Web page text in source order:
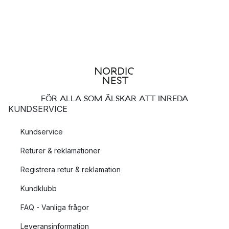
marknaden. Med genomtänkta lampor i varje rum menar Belid
att ett mervärde kan skapas samt att en mer ombonad känsla
metallbearbetning och man värnade mycket om kunskapen om
utgör det en viktig del av Belids arbetssätt, och det
framkommer tydligt i deras sortiment, vilket taklampan Da Vici
metallskärmar som ger ett vackert sken och sätter en egen
prägel på rummet.
FÖR ALLA SOM ÄLSKAR ATT INREDA
KUNDSERVICE
Kundservice
Returer & reklamationer
Registrera retur & reklamation
Kundklubb
FAQ - Vanliga frågor
Leveransinformation